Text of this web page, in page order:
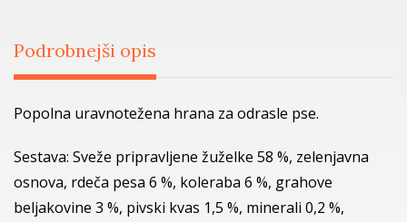
Podrobnejši opis
Popolna uravnotežena hrana za odrasle pse.
Sestava: Sveže pripravljene žuželke 58 %, zelenjavna
osnova, rdeča pesa 6 %, koleraba 6 %, grahove
beljakovine 3 %, pivski kvas 1,5 %, minerali 0,2 %,